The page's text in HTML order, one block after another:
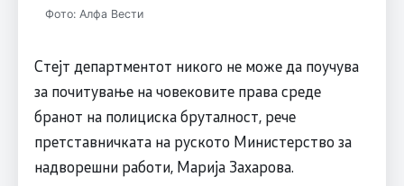
Фото: Алфа Вести
Стејт департментот никого не може да поучува
за почитување на човековите права среде
бранот на полициска бруталност, рече
претставничката на руското Министерство за
надворешни работи, Марија Захарова.